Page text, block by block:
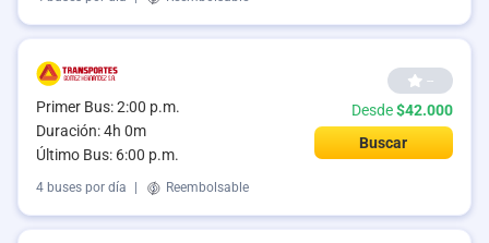
Primer Bus: 2:00 p.m.
Duración: 4h 0m
Último Bus: 6:00 p.m.
--
Desde$42.000
Buscar
4 buses por día | Reembolsable